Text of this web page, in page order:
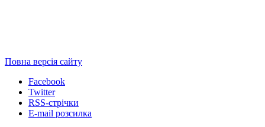
Повна версія сайту
Facebook
Twitter
RSS-стрічки
E-mail розсилка